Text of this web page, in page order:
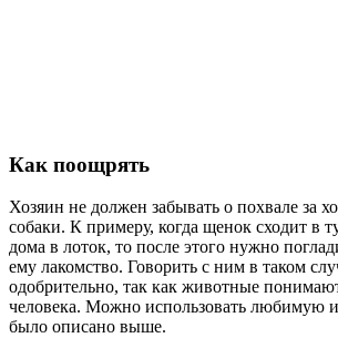
Как поощрять
Хозяин не должен забывать о похвале за
собаки. К примеру, когда щенок сходит в
дома в лоток, то после этого нужно
ему лакомство. Говорить с ним в таком
одобрительно, так как животные
человека. Можно использовать любимую
было описано выше.